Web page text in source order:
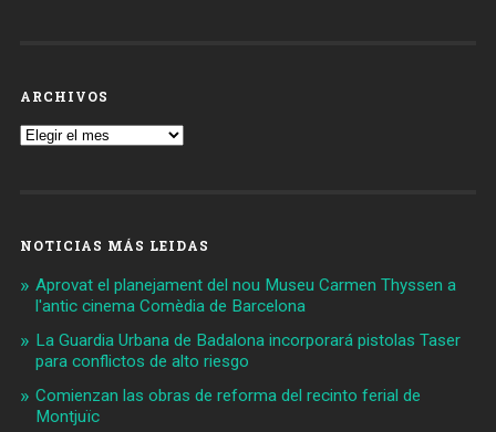
ARCHIVOS
Archivos
NOTICIAS MÁS LEIDAS
Aprovat el planejament del nou Museu Carmen Thyssen a
l'antic cinema Comèdia de Barcelona
La Guardia Urbana de Badalona incorporará pistolas Taser
para conflictos de alto riesgo
Comienzan las obras de reforma del recinto ferial de
Montjuïc